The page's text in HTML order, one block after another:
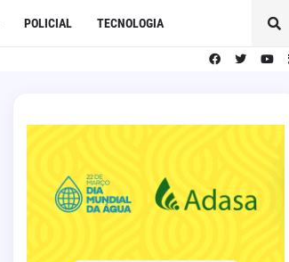
POLICIAL TECNOLOGIA